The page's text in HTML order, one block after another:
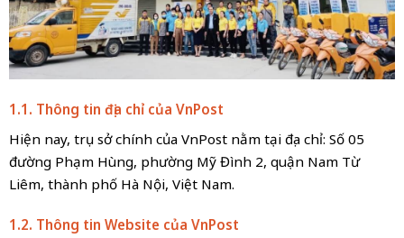
1.1. Thông tin địa chỉ của VnPost
Hiện nay, trụ sở chính của VnPost nằm tại địa chỉ: Số 05
đường Phạm Hùng, phường Mỹ Đình 2, quận Nam Từ
Liêm, thành phố Hà Nội, Việt Nam.
1.2. Thông tin Website của VnPost